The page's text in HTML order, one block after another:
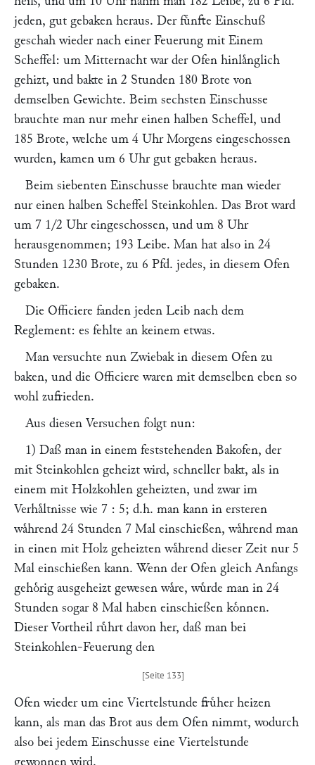
jeden, gut gebaken heraus. Der fuͤnfte Einschuß
geschah wieder nach einer Feuerung mit Einem
Scheffel: um Mitternacht war der Ofen hinlaͤnglich
gehizt, und bakte in 2 Stunden 180 Brote von
demselben Gewichte. Beim sechsten Einschusse
brauchte man nur mehr einen halben Scheffel, und
185 Brote, welche um 4 Uhr Morgens eingeschossen
wurden, kamen um 6 Uhr gut gebaken heraus.
Beim siebenten Einschusse brauchte man wieder
nur einen halben Scheffel Steinkohlen. Das Brot ward
um 7 1/2 Uhr eingeschossen, und um 8 Uhr
herausgenommen; 193 Leibe. Man hat also in 24
Stunden 1230 Brote, zu 6 Pfd. jedes, in diesem Ofen
gebaken.
Die Officiere fanden jeden Leib nach dem
Reglement: es fehlte an keinem etwas.
Man versuchte nun Zwiebak in diesem Ofen zu
baken, und die Officiere waren mit demselben eben so
wohl zufrieden.
Aus diesen Versuchen folgt nun:
1) Daß man in einem feststehenden Bakofen, der
mit Steinkohlen geheizt wird, schneller bakt, als in
einem mit Holzkohlen geheizten, und zwar im
Verhaͤltnisse wie 7 : 5; d.h. man kann in ersteren
waͤhrend 24 Stunden 7 Mal einschießen, waͤhrend man
in einen mit Holz geheizten waͤhrend dieser Zeit nur 5
Mal einschießen kann. Wenn der Ofen gleich Anfangs
gehoͤrig ausgeheizt gewesen waͤre, wuͤrde man in 24
Stunden sogar 8 Mal haben einschießen koͤnnen.
Dieser Vortheil ruͤhrt davon her, daß man bei
Steinkohlen-Feuerung den
Ofen wieder um eine Viertelstunde fruͤher heizen
kann, als man das Brot aus dem Ofen nimmt, wodurch
also bei jedem Einschusse eine Viertelstunde
gewonnen wird.